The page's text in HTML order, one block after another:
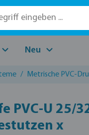
Neu
/ Metrische PVC-
PVC-U 25/
x